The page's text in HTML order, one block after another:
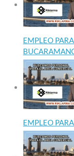
EMPLEO
EMPLEO